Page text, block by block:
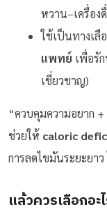
หวาน–เครื่อง
ใช้เป็นทางเลื
แพทย์ เพื่อรั
เชี่ยวชาญ)
“ควบคุมความอยาก +
ช่วยให้ caloric
การลดไขมันระยะยา
แล้วควรเลือกอะ